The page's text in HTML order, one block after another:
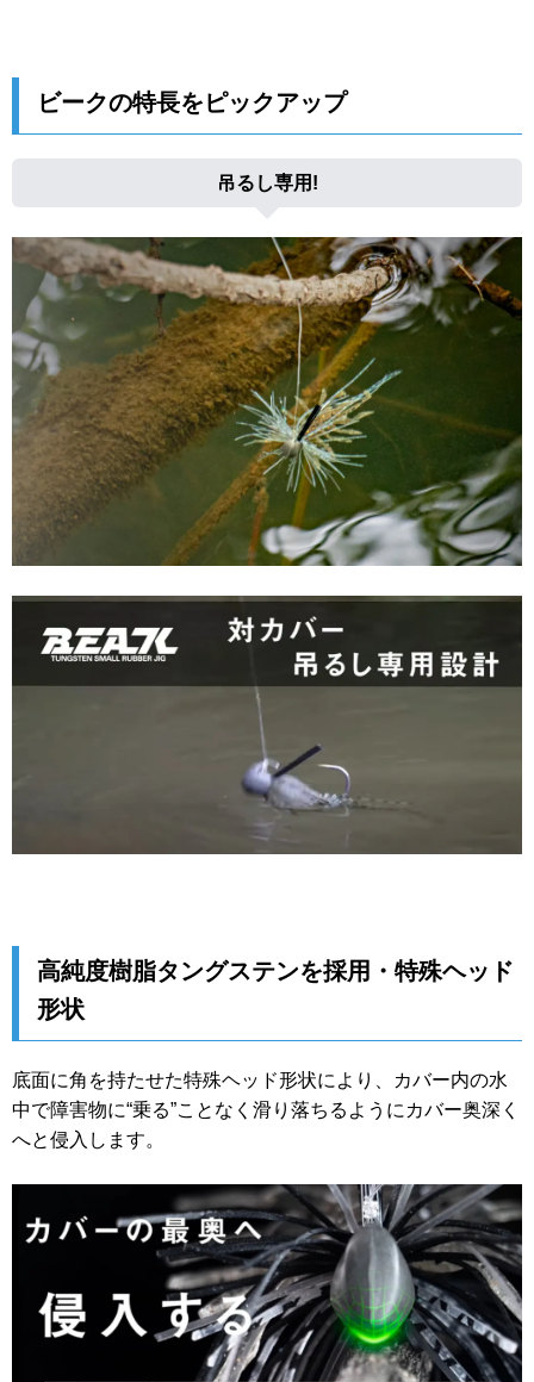
ビークの特長をピックアップ
吊るし専用!
高純度樹脂タングステンを採用・特殊ヘッド
形状
底面に角を持たせた特殊ヘッド形状により、カバー内の水
中で障害物に“乗る”ことなく滑り落ちるようにカバー奥深く
へと侵入します。